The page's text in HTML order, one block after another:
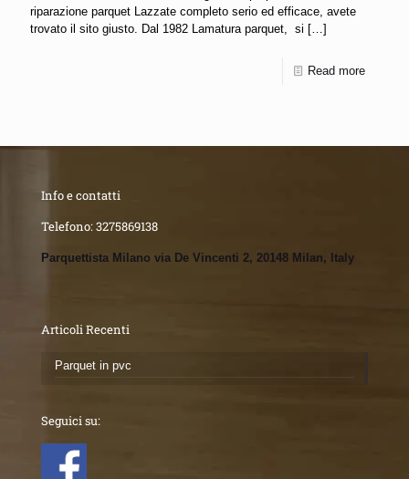
riparazione parquet Lazzate completo serio ed efficace, avete
trovato il sito giusto. Dal 1982 Lamatura parquet, si […]
Read more
Info e contatti
Telefono:3275869138
Parquettista Milano via De Vincenti 2, 20148 Milan, Italy
Articoli Recenti
Parquet in pvc
Seguici su: